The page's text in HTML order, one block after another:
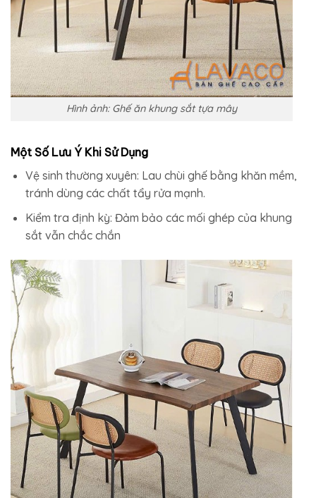
Hình ảnh: Ghế ăn khung sắt tựa mây
Một Số Lưu Ý Khi Sử Dụng
Vệ sinh thường xuyên: Lau chùi ghế bằng khăn mềm,
tránh dùng các chất tẩy rửa mạnh.
Kiểm tra định kỳ: Đảm bảo các mối ghép của khung
sắt vẫn chắc chắn